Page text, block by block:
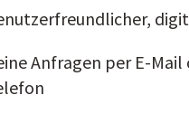
Anfragen per E-Mail